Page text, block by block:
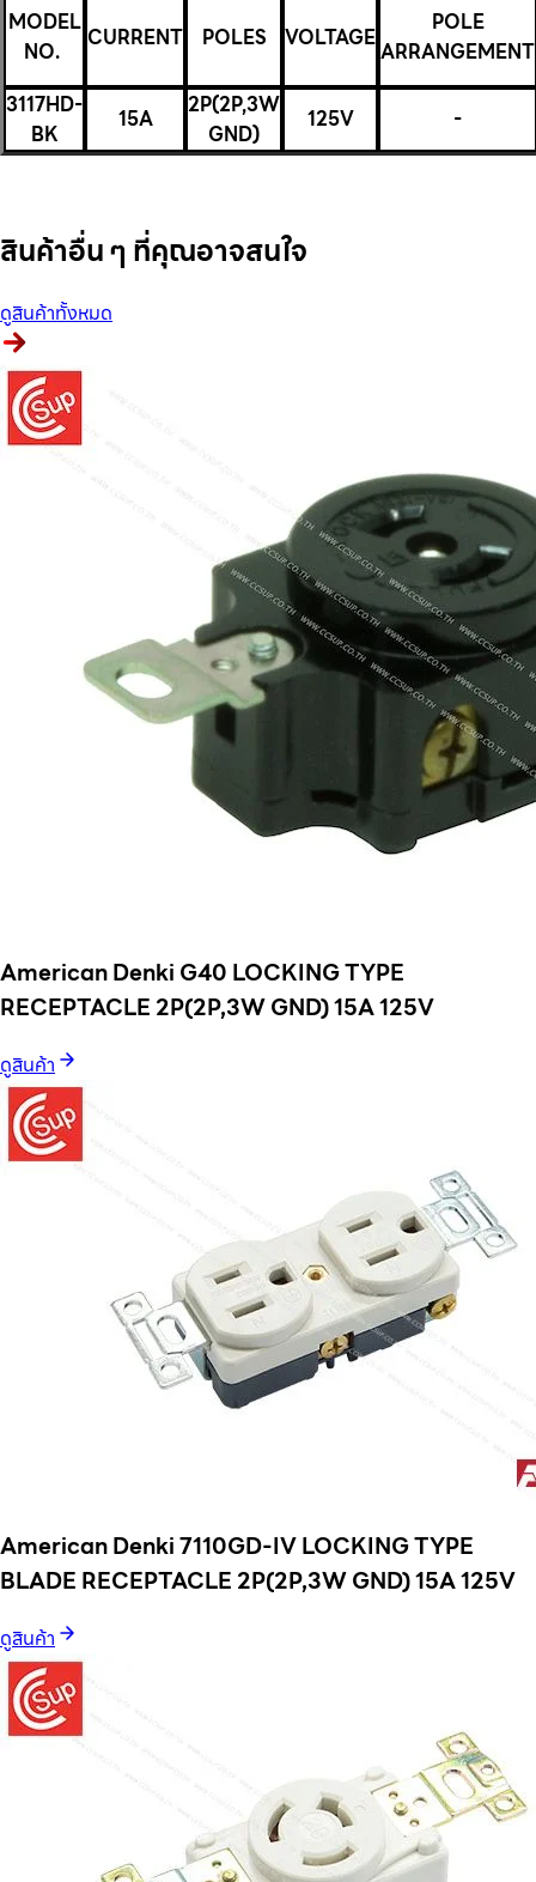
MODEL
NO.
CURRENT POLES VOLTAGE
POLE
ARRANGEMENT
3117HD-
BK
15A
2P(2P,3W
GND)
125V -
สินค้าอื่น ๆ ที่คุณอาจสนใจ
ดูสินค้าทั้งหมด
American Denki G40 LOCKING TYPE
RECEPTACLE 2P(2P,3W GND) 15A 125V
ดูสินค้า
American Denki 7110GD-IV LOCKING TYPE
BLADE RECEPTACLE 2P(2P,3W GND) 15A 125V
ดูสินค้า